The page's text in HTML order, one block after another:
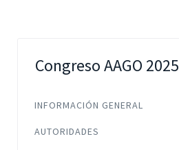
Congreso AAGO 2025
INFORMACIÓN GENERAL
AUTORIDADES